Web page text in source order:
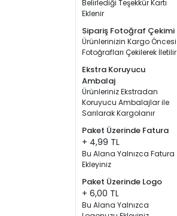
Belirlediği Teşekkür Kartı
Eklenir
Sipariş Fotoğraf Çekimi
Ürünlerinizin Kargo Öncesi
Fotoğrafları Çekilerek İletilir
Ekstra Koruyucu
Ambalaj
Ürünleriniz Ekstradan
Koruyucu Ambalajlar ile
Sarılarak Kargolanır
Paket Üzerinde Fatura
+ 4,99 TL
Bu Alana Yalnızca Fatura
Ekleyiniz
Paket Üzerinde Logo
+ 6,00 TL
Bu Alana Yalnızca